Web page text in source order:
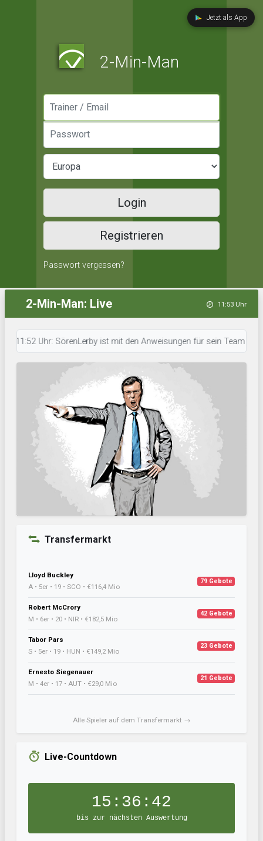
Jetzt als App
2-Min-Man
Login
Registrieren
Passwort vergessen?
2-Min-Man: Live 11:53 Uhr
Uhr: SörenLerby ist mit den Anweisungen für sein Team durch.
Transfermarkt
Lloyd Buckley
A • 5er • 19 • SCO • €116,4 Mio
79 Gebote
Robert McCrory
M • 6er • 20 • NIR • €182,5 Mio
42 Gebote
Tabor Pars
S • 5er • 19 • HUN • €149,2 Mio
23 Gebote
Ernesto Siegenauer
M • 4er • 17 • AUT • €29,0 Mio
21 Gebote
Alle Spieler auf dem Transfermarkt →
Live-Countdown
15:36:41
bis zur nächsten Auswertung